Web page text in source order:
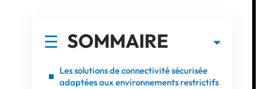
SOMMAIRE
Les solutions de connectivité sécurisée
adaptées aux environnements restrictifs